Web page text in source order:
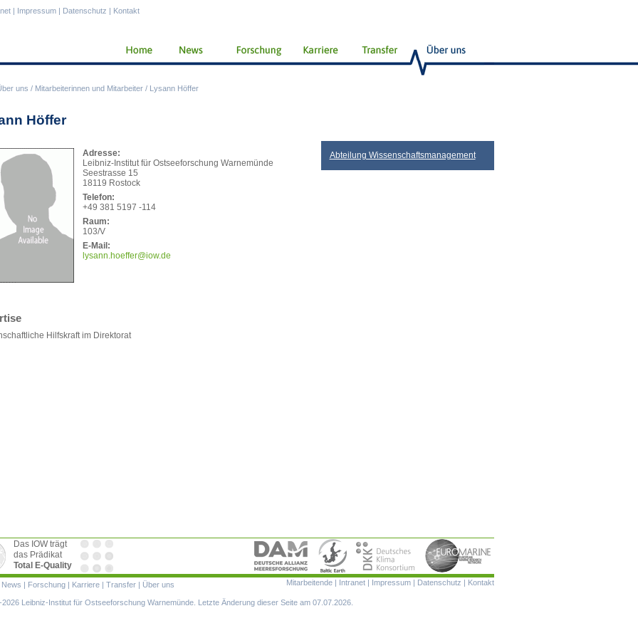
uns / Mitarbeiterinnen und Mitarbeiter / Lysann Höffer
| Impressum | Datenschutz | Kontakt
Höffer
Adresse:
Leibniz-Institut für Ostseeforschung Warnemünde
Seestrasse 15
18119 Rostock
Telefon:
+49 381 5197 -114
Raum:
103/V
E-Mail:
lysann.hoeffer@iow.de
Hilfskraft im Direktorat
Abteilung Wissenschaftsmanagement
Das IOW trägt
das Prädikat
Total E-Quality
Navigation
Mitarbeitende | Intranet | Impressum | Datenschutz | Kontakt
News | Forschung | Karriere | Transfer | Über uns
Leibniz-Institut für Ostseeforschung Warnemünde. Letzte Änderung dieser Seite am 07.07.2026.